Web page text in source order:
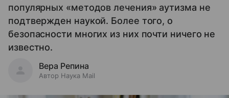
популярных «методов лечения» аутизма не
подтвержден наукой. Более того, о
безопасности многих из них почти ничего не
известно.
Вера Репина
Автор Наука Mail